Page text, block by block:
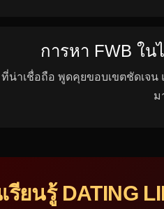
การหา FWB ใ
ที่น่าเชื่อถือ พูดคุยขอบเขตชัดเจ
ม
รียนรู้ DATING